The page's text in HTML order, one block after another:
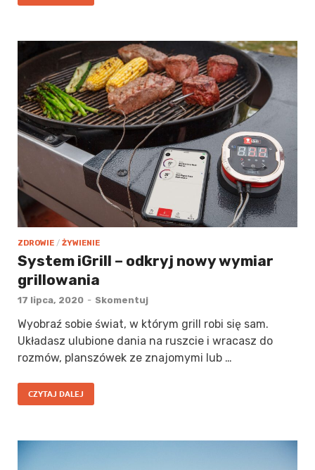
ZDROWIE / ŻYWIENIE
System iGrill – odkryj nowy wymiar
grillowania
17 lipca, 2020 - Skomentuj
Wyobraź sobie świat, w którym grill robi się sam.
Układasz ulubione dania na ruszcie i wracasz do
rozmów, planszówek ze znajomymi lub …
CZYTAJ DALEJ